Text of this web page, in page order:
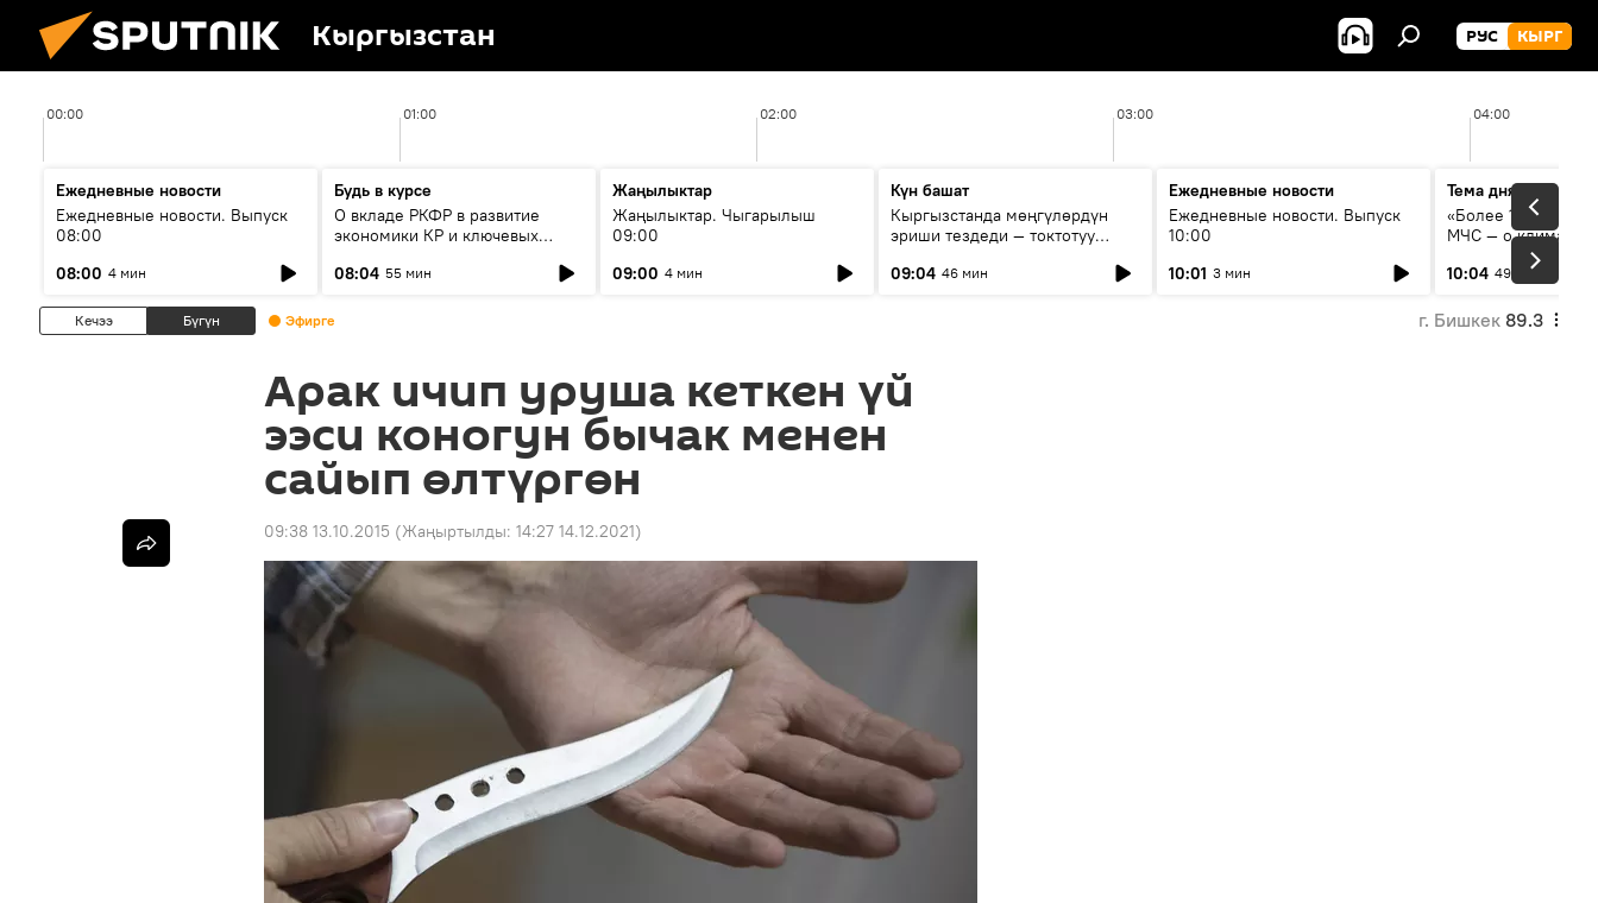
Кыргызстан РУС КЫРГ
00:00 01:00 02:00 03:00 04:00
Ежедневные новости
Ежедневные новости. Выпуск
08:00
08:00 4 мин
Будь в курсе
О вкладе РКФР в развитие
экономики КР и ключевых
08:04 55 мин
Жаңылыктар
Жаңылыктар. Чыгарылыш
09:00
09:00 4 мин
Күн башат
Кыргызстанда мөңгүлөрдүн
эриши тездеди — токтотуу
09:04 46 мин
Ежедневные новости
Ежедневные новости. Выпуск
10:00
10:01 3 мин
Тема дня
«Более 1200 сёл в
МЧС — о климате,
системе
населения
10:04 49 мин
Кечээ Бүгүн Эфирге г. Бишкек 89.3
Арак ичип уруша кеткен үй
ээси коногун бычак менен
сайып өлтүргөн
09:38 13.10.2015 (Жаңыртылды: 14:27 14.12.2021)